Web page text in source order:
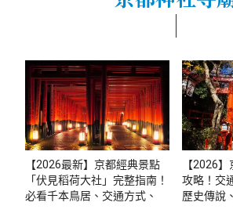
【2026最新】京都經典景點
「伏見稻荷大社」完整指南！
必看千本鳥居、交通方式、周
【2026
攻略！交
歷史傳說